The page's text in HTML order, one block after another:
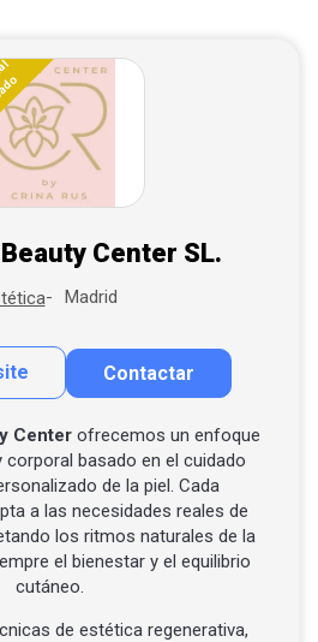
Center SL.
Madrid
Contactar
Contactar por correo
Llamar por teléfono
Contactar por Whatsapp
Center ofrecemos un enfoque
basado en el cuidado
de la piel. Cada
a las necesidades reales de
los ritmos naturales de la
el bienestar y el equilibrio
cutáneo.
de estética regenerativa,